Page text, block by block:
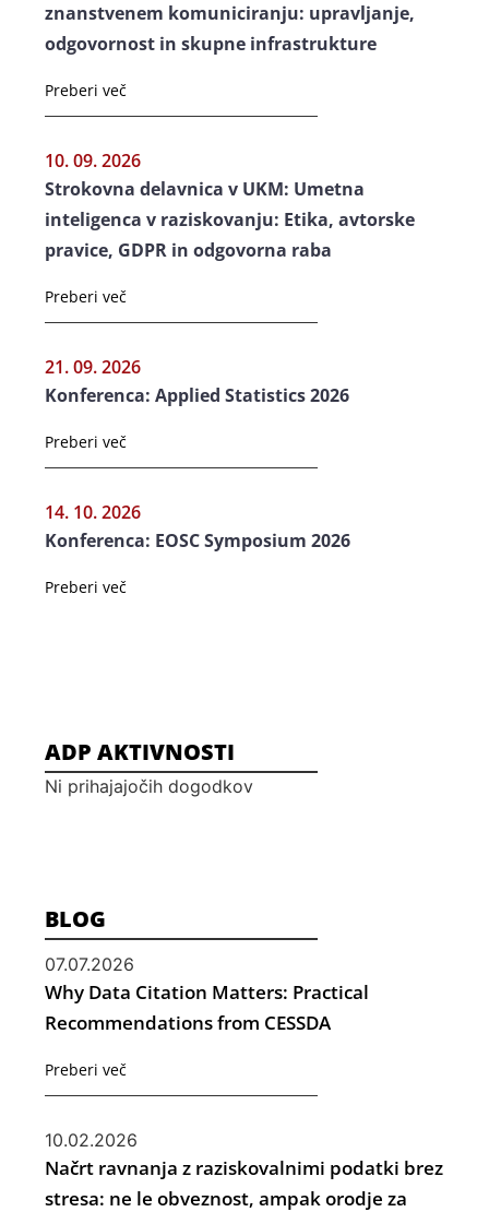
znanstvenem komuniciranju: upravljanje,
odgovornost in skupne infrastrukture
Preberi več
10. 09. 2026
Strokovna delavnica v UKM: Umetna
inteligenca v raziskovanju: Etika, avtorske
pravice, GDPR in odgovorna raba
Preberi več
21. 09. 2026
Konferenca: Applied Statistics 2026
Preberi več
14. 10. 2026
Konferenca: EOSC Symposium 2026
Preberi več
ADP AKTIVNOSTI
Ni prihajajočih dogodkov
BLOG
07.07.2026
Why Data Citation Matters: Practical
Recommendations from CESSDA
Preberi več
10.02.2026
Načrt ravnanja z raziskovalnimi podatki brez
stresa: ne le obveznost, ampak orodje za